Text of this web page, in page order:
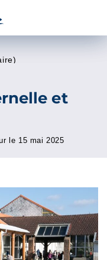
et
le 15 mai 2025